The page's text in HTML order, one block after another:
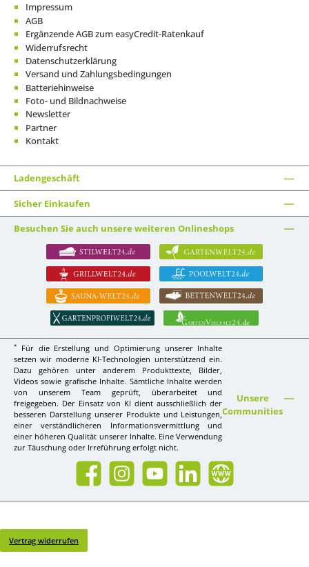
Impressum
AGB
Ergänzende AGB zum easyCredit-Ratenkauf
Widerrufsrecht
Datenschutzerklärung
Versand und Zahlungsbedingungen
Batteriehinweise
Foto- und Bildnachweise
Newsletter
Partner
Kontakt
Ladengeschäft
Sicher Einkaufen
Besuchen Sie auch unsere weiteren Onlineshops
*
Für die Erstellung und Optimierung unserer Inhalte
setzen wir moderne KI-Technologien unterstützend ein.
Dazu gehören unter anderem Produkttexte, Bilder,
Videos sowie grafische Inhalte. Sämtliche Inhalte werden
von unserem Team geprüft, überarbeitet und
freigegeben. Der Einsatz von KI dient ausschließlich der
besseren Darstellung unserer Produkte und Leistungen,
einer verständlicheren Informationsvermittlung und
einer höheren Qualität unserer Inhalte. Eine Verwendung
zur Täuschung oder Irreführung erfolgt nicht.
Unsere
Communities
Facebook InstagramYouTube LinkedIn Website
Vertrag widerrufen